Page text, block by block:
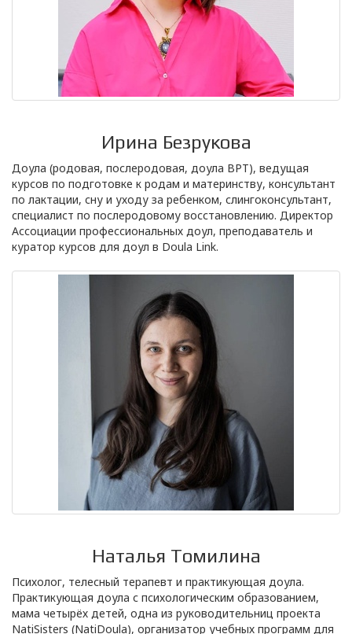
Ирина Безрукова
Доула (родовая, послеродовая, доула ВРТ), ведущая
курсов по подготовке к родам и материнству, консультант
по лактации, сну и уходу за ребенком, слингоконсультант,
специалист по послеродовому восстановлению. Директор
Ассоциации профессиональных доул, преподаватель и
куратор курсов для доул в Doula Link.
Наталья Томилина
Психолог, телесный терапевт и практикующая доула.
Практикующая доула с психологическим образованием,
мама четырёх детей, одна из руководительниц проекта
NatiSisters (NatiDoula), организатор учебных программ для